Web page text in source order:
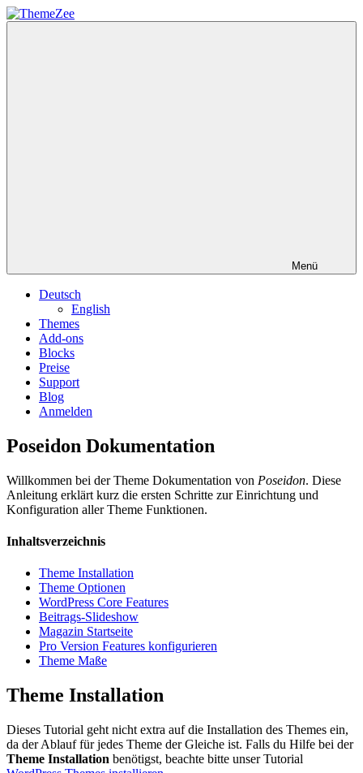
Zum
Inhalt
ThemeZee
Menü
Deutsch
English
Themes
Add-ons
Blocks
Preise
Support
Blog
Anmelden
Poseidon Dokumentation
Willkommen bei der Theme Dokumentation von Poseidon. Diese
Anleitung erklärt kurz die ersten Schritte zur Einrichtung und
Konfiguration aller Theme Funktionen.
Inhaltsverzeichnis
Theme Installation
Theme Optionen
WordPress Core Features
Beitrags-Slideshow
Magazin Startseite
Pro Version Features konfigurieren
Theme Maße
Theme Installation
Dieses Tutorial geht nicht extra auf die Installation des Themes ein,
da der Ablauf für jedes Theme der Gleiche ist. Falls du Hilfe bei der
Theme Installation benötigst, beachte bitte unser Tutorial